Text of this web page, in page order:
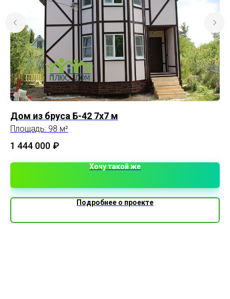
Дом из бруса Б-42 7х7 м
Площадь: 98 м²
1 444 000 ₽
Хочу такой же
Подробнее о проекте